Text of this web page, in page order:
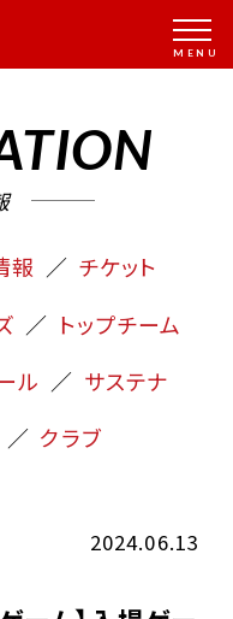
報
チケット
トップチーム
ル
サステナ
クラブ
2024.06.13